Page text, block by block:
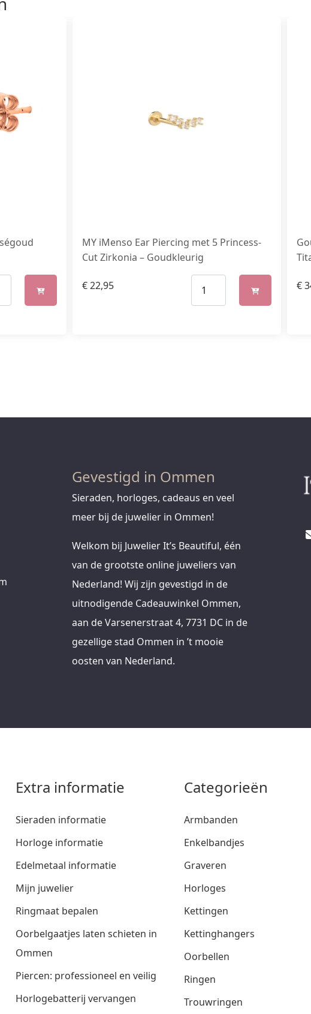
MY iMenso Ear Piercing met 5 Princess-
Cut Zirkonia – Goudkleurig
€22,95 €
Gevestigd in Ommen
Sieraden, horloges, cadeaus en veel
meer bij de juwelier in Ommen!
Welkom bij Juwelier It’s Beautiful, één
van de grootste online juweliers van
Nederland! Wij zijn gevestigd in de
uitnodigende Cadeauwinkel Ommen,
aan de Varsenerstraat 4, 7731 DC in de
gezellige stad Ommen in ’t mooie
oosten van Nederland.
Extra informatie
Sieraden informatie
Horloge informatie
Edelmetaal informatie
Mijn juwelier
Ringmaat bepalen
Oorbelgaatjes laten schieten in
Ommen
Piercen: professioneel en veilig
Horlogebatterij vervangen
Categorieën
Armbanden
Enkelbandjes
Graveren
Horloges
Kettingen
Kettinghangers
Oorbellen
Ringen
Trouwringen